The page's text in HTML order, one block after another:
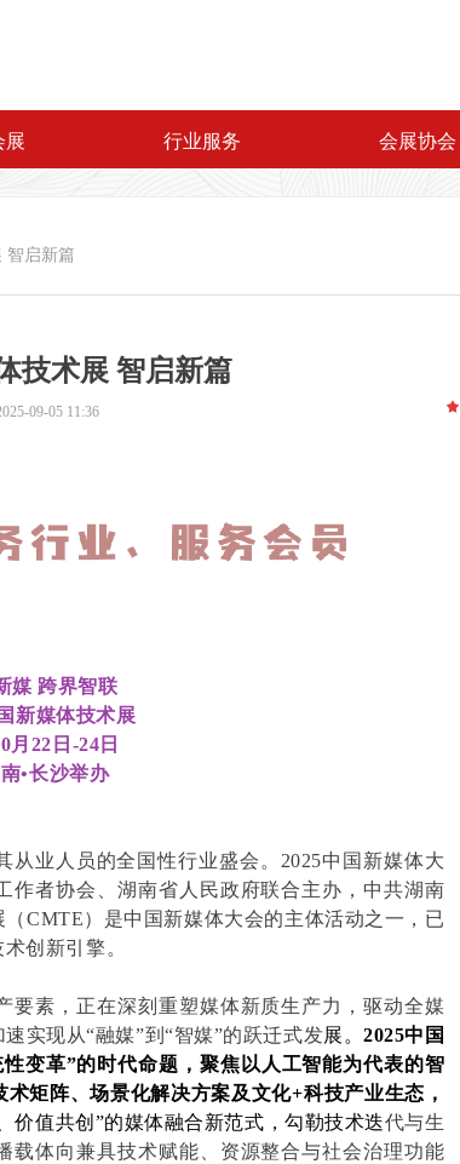
展 行业服务 会展协会
技术展 智启新篇
媒 跨界智联
新媒体技术展
月22日-24日
•长沙举办
从业人员的全国性行业盛会。2025中国新媒体大
作者协会、湖南省人民政府联合主办，中共湖南
CMTE）是中国新媒体大会的主体活动之一，已
创新引擎。
要素，正在深刻重塑媒体新质生产力，驱动全媒
实现从“融媒”到“智媒”的跃迁式发展。2025中国
变革”的时代命题，聚焦以人工智能为代表的智
矩阵、场景化解决方案及文化+科技产业生态，
价值共创”的媒体融合新范式，勾勒技术迭代与生
载体向兼具技术赋能、资源整合与社会治理功能
智启新篇
09-05 11:36 끄